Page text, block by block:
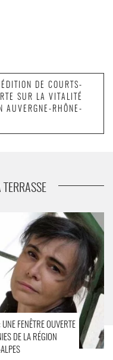
DE COURTS-
SUR LA VITALITÉ
AUVERGNE-RHÔNE-
FENÊTRE OUVERTE
DE LA RÉGION
un texte de Guillaume
américaine Vivian
Comédie de Saint-